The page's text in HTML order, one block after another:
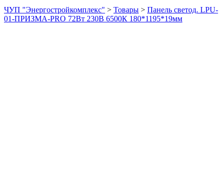
ЧУП "Энергостройкомплекс" > Товары > Панель светод. LPU-
01-ПРИЗМА-PRO 72Вт 230В 6500К 180*1195*19мм